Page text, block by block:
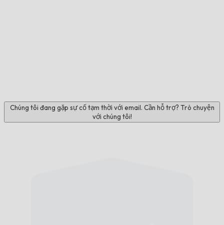
Chúng tôi đang gặp sự cố tạm thời với email. Cần hỗ trợ? Trò chuyện
với chúng tôi!